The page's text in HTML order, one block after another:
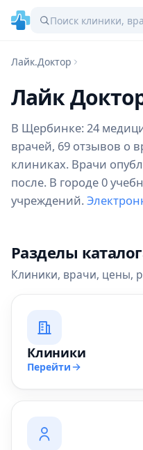
Лайк.Доктор
Лайк
В Щербинке: 24
врачей, 69 отзывов о
клиниках. Врачи
после. В городе 0
учреждений.
Разделы
Клиники, врачи, цены,
Клиники
Перейти